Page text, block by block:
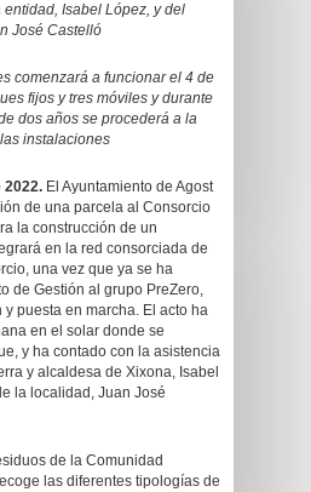
Isabel López, y del
José Castelló
comenzará a funcionar el 4 de
fijos y tres móviles y durante
dos años se procederá a la
instalaciones
2022. El Ayuntamiento de Agost
de una parcela al Consorcio
la construcción de un
en la red consorciada de
una vez que ya se ha
de Gestión al grupo PreZero,
puesta en marcha. El acto ha
en el solar donde se
y ha contado con la asistencia
y alcaldesa de Xixona, Isabel
la localidad, Juan José
de la Comunidad
las diferentes tipologías de